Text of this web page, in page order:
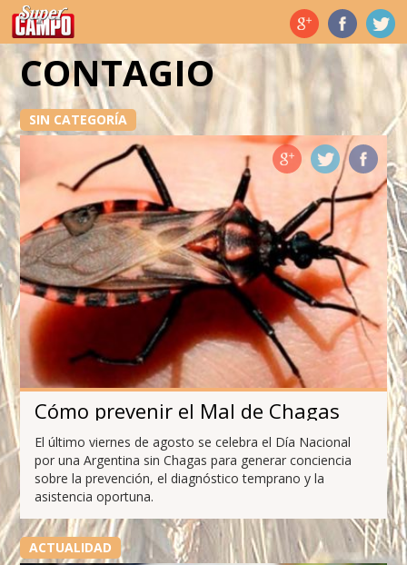
Temas de hoy
CONTAGIO
SIN CATEGORÍA
Cómo prevenir el Mal de Chagas
El último viernes de agosto se celebra el Día Nacional
por una Argentina sin Chagas para generar conciencia
sobre la prevención, el diagnóstico temprano y la
asistencia oportuna.
ACTUALIDAD